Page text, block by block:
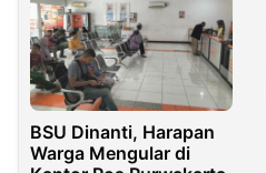
BSU Dinanti, Harapan
Warga Mengular di